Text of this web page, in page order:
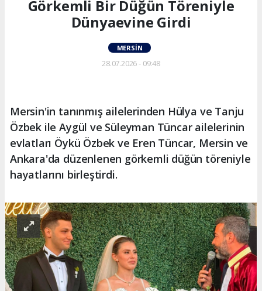
Görkemli Bir Düğün Töreniyle
Dünyaevine Girdi
MERSIN
28.07.2026 - 09:48
Mersin'in tanınmış ailelerinden Hülya ve Tanju
Özbek ile Aygül ve Süleyman Tüncar ailelerinin
evlatları Öykü Özbek ve Eren Tüncar, Mersin ve
Ankara'da düzenlenen görkemli düğün töreniyle
hayatlarını birleştirdi.